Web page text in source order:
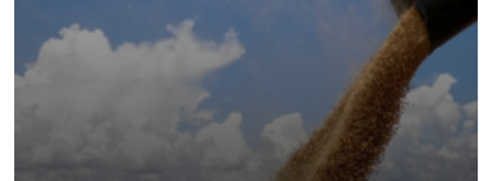
Arroz blanco
05/01/2021
$ 2.600,00
-
Arroz blanco en
bulto
05/01/2021
$ 2.307,50
-1,28%